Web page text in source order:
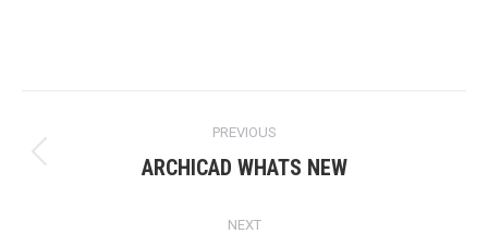
navigation
PREVIOUS
Previous
ARCHICAD WHATS NEW
NEXT